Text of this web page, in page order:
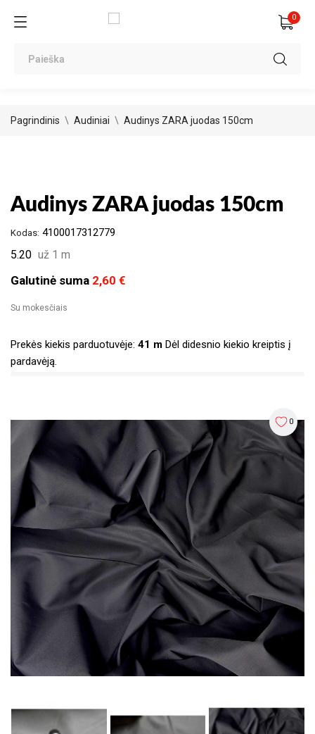
0
Pagrindinis Audiniai Audinys ZARA juodas 150cm
Audinys ZARA juodas 150cm
Kodas: 4100017312779
5.20 už 1 m
Galutinė suma 2,60 €
Su mokesčiais
Prekės kiekis parduotuvėje: 41 m Dėl didesnio kiekio kreiptis į
pardavėją.
0